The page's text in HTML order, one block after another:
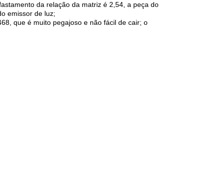
da relação da matriz é 2,54, a peça do
emissor de luz;
que é muito pegajoso e não fácil de cair; o